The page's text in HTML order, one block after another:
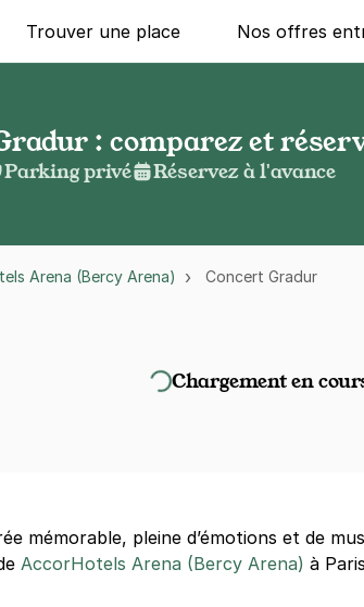
Trouver une place Nos offres
: comparez et
Parking privé Réservez à l'avance
Arena (Bercy Arena) Concert Gradur
Chargement en
mémorable, pleine d’émotions et de
AccorHotels Arena (Bercy Arena) à